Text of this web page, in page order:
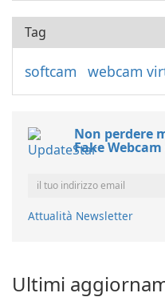
Tag
softcam webcam
Non perdere
Fake
Attualità Newsletter
Ultimi